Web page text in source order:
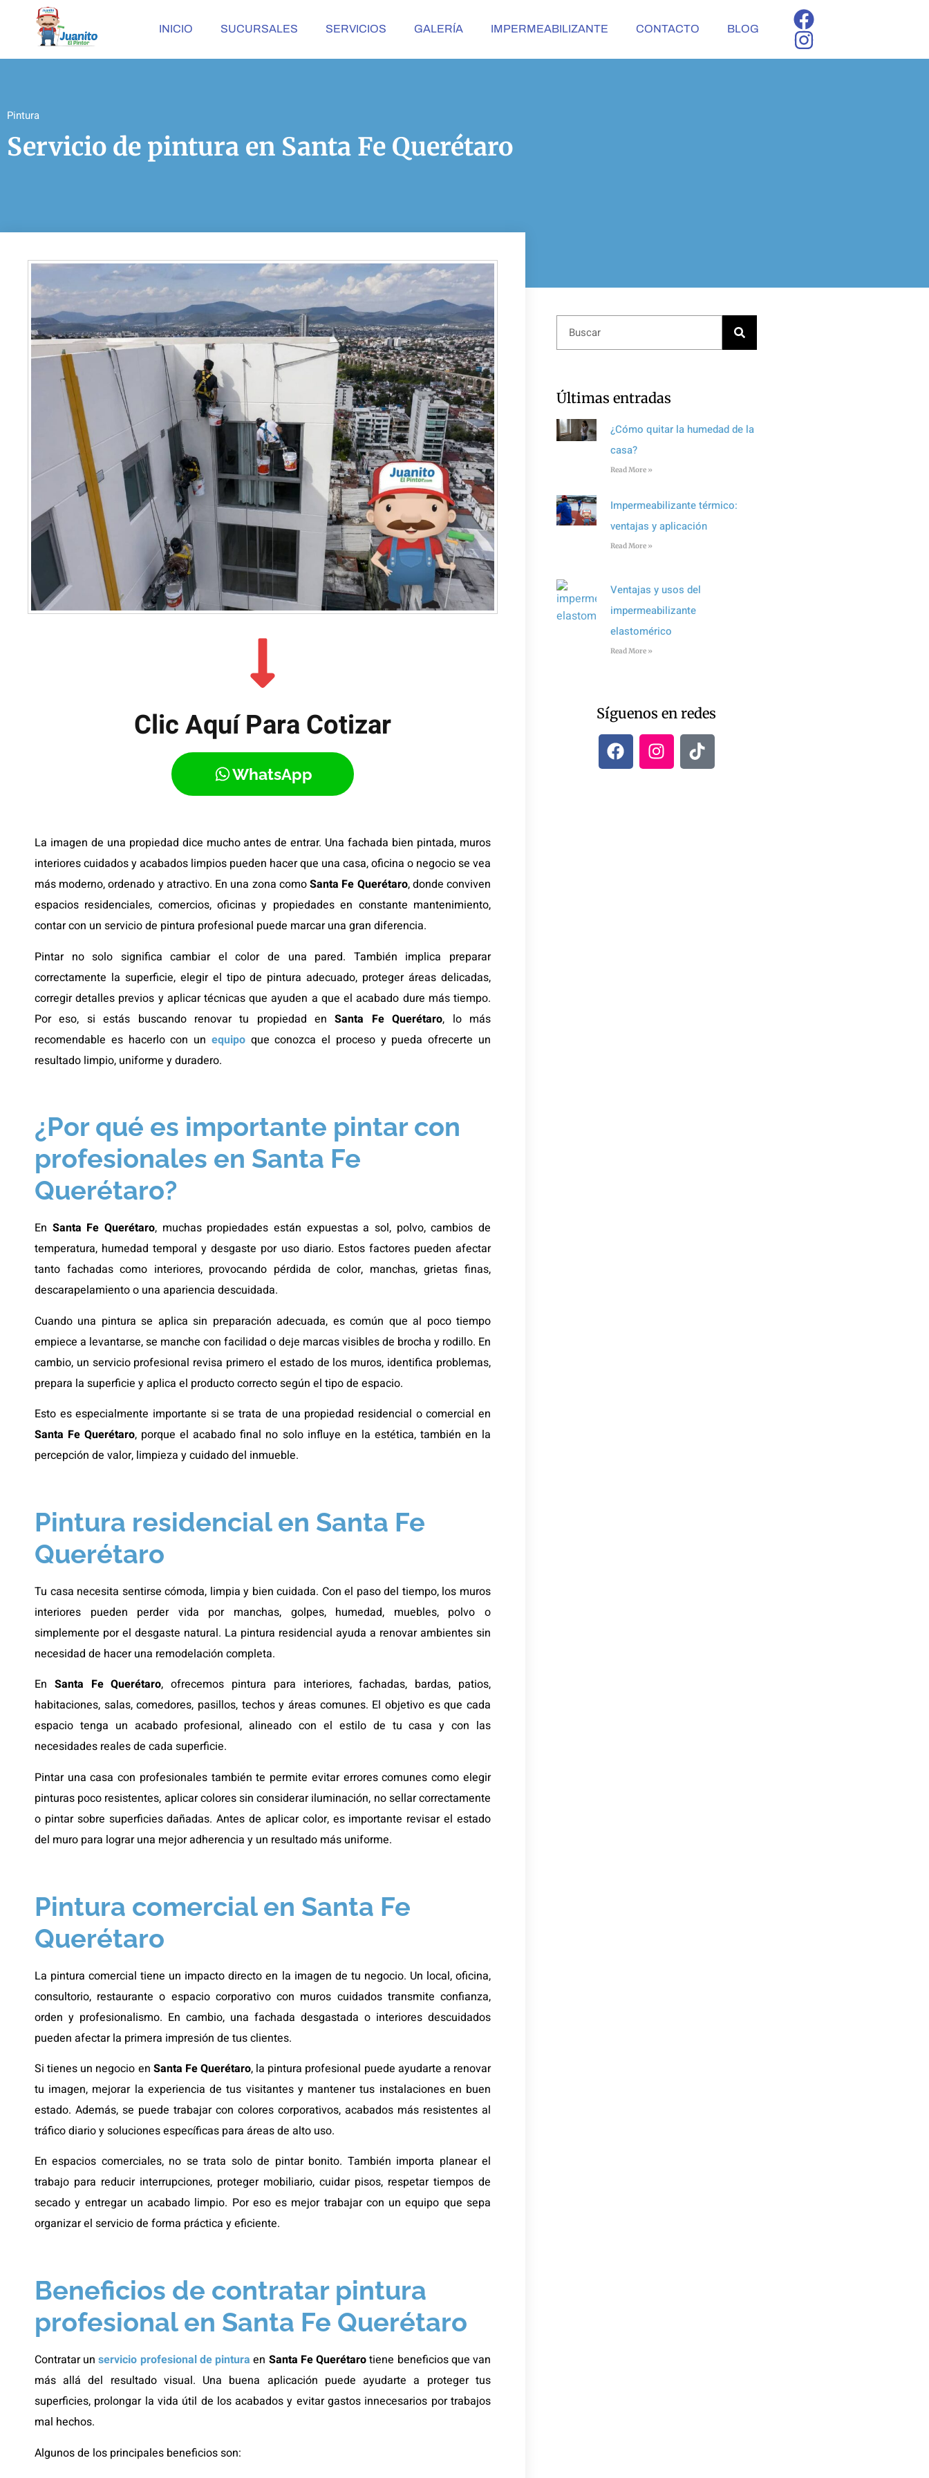
INICIO SUCURSALES SERVICIOS GALERÍA IMPERMEABILIZANTE CONTACTO BLOG
Pintura
Servicio de pintura en Santa Fe Querétaro
Clic Aquí Para Cotizar​
WhatsApp
La imagen de una propiedad dice mucho antes de entrar. Una fachada bien pintada, muros
interiores cuidados y acabados limpios pueden hacer que una casa, oficina o negocio se vea
más moderno, ordenado y atractivo. En una zona comoSanta Fe Querétaro, donde conviven
espacios residenciales, comercios, oficinas y propiedades en constante mantenimiento,
contar con un servicio de pintura profesional puede marcar una gran diferencia.
Pintar no solo significa cambiar el color de una pared. También implica preparar
correctamente la superficie, elegir el tipo de pintura adecuado, proteger áreas delicadas,
corregir detalles previos y aplicar técnicas que ayuden a que el acabado dure más tiempo.
Por eso, si estás buscando renovar tu propiedad enSanta Fe Querétaro, lo más
recomendable es hacerlo con un equipo que conozca el proceso y pueda ofrecerte un
resultado limpio, uniforme y duradero.
¿Por qué es importante pintar con
profesionales en Santa Fe
Querétaro?
En Santa Fe Querétaro, muchas propiedades están expuestas a sol, polvo, cambios de
temperatura, humedad temporal y desgaste por uso diario. Estos factores pueden afectar
tanto fachadas como interiores, provocando pérdida de color, manchas, grietas finas,
descarapelamiento o una apariencia descuidada.
Cuando una pintura se aplica sin preparación adecuada, es común que al poco tiempo
empiece a levantarse, se manche con facilidad o deje marcas visibles de brocha y rodillo. En
cambio, un servicio profesional revisa primero el estado de los muros, identifica problemas,
prepara la superficie y aplica el producto correcto según el tipo de espacio.
Esto es especialmente importante si se trata de una propiedad residencial o comercial en
Santa Fe Querétaro, porque el acabado final no solo influye en la estética, también en la
percepción de valor, limpieza y cuidado del inmueble.
Pintura residencial en Santa Fe
Querétaro
Tu casa necesita sentirse cómoda, limpia y bien cuidada. Con el paso del tiempo, los muros
interiores pueden perder vida por manchas, golpes, humedad, muebles, polvo o
simplemente por el desgaste natural. La pintura residencial ayuda a renovar ambientes sin
necesidad de hacer una remodelación completa.
En Santa Fe Querétaro, ofrecemos pintura para interiores, fachadas, bardas, patios,
habitaciones, salas, comedores, pasillos, techos y áreas comunes. El objetivo es que cada
espacio tenga un acabado profesional, alineado con el estilo de tu casa y con las
necesidades reales de cada superficie.
Pintar una casa con profesionales también te permite evitar errores comunes como elegir
pinturas poco resistentes, aplicar colores sin considerar iluminación, no sellar correctamente
o pintar sobre superficies dañadas. Antes de aplicar color, es importante revisar el estado
del muro para lograr una mejor adherencia y un resultado más uniforme.
Pintura comercial en Santa Fe
Querétaro
La pintura comercial tiene un impacto directo en la imagen de tu negocio. Un local, oficina,
consultorio, restaurante o espacio corporativo con muros cuidados transmite confianza,
orden y profesionalismo. En cambio, una fachada desgastada o interiores descuidados
pueden afectar la primera impresión de tus clientes.
Si tienes un negocio en Santa Fe Querétaro, la pintura profesional puede ayudarte a renovar
tu imagen, mejorar la experiencia de tus visitantes y mantener tus instalaciones en buen
estado. Además, se puede trabajar con colores corporativos, acabados más resistentes al
tráfico diario y soluciones específicas para áreas de alto uso.
En espacios comerciales, no se trata solo de pintar bonito. También importa planear el
trabajo para reducir interrupciones, proteger mobiliario, cuidar pisos, respetar tiempos de
secado y entregar un acabado limpio. Por eso es mejor trabajar con un equipo que sepa
organizar el servicio de forma práctica y eficiente.
Beneficios de contratar pintura
profesional en Santa Fe Querétaro
Contratar unservicio profesional de pinturaen Santa Fe Querétarotiene beneficios que van
más allá del resultado visual. Una buena aplicación puede ayudarte a proteger tus
superficies, prolongar la vida útil de los acabados y evitar gastos innecesarios por trabajos
mal hechos.
Algunos de los principales beneficios son:
Últimas entradas
¿Cómo quitar la humedad de la
casa?
Read More »
Impermeabilizante térmico:
ventajas y aplicación
Read More »
Ventajas y usos del
impermeabilizante
elastomérico
Read More »
Síguenos en redes